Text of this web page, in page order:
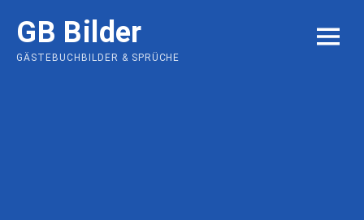
content
GB Bilder
GÄSTEBUCHBILDER & SPRÜCHE
MENU